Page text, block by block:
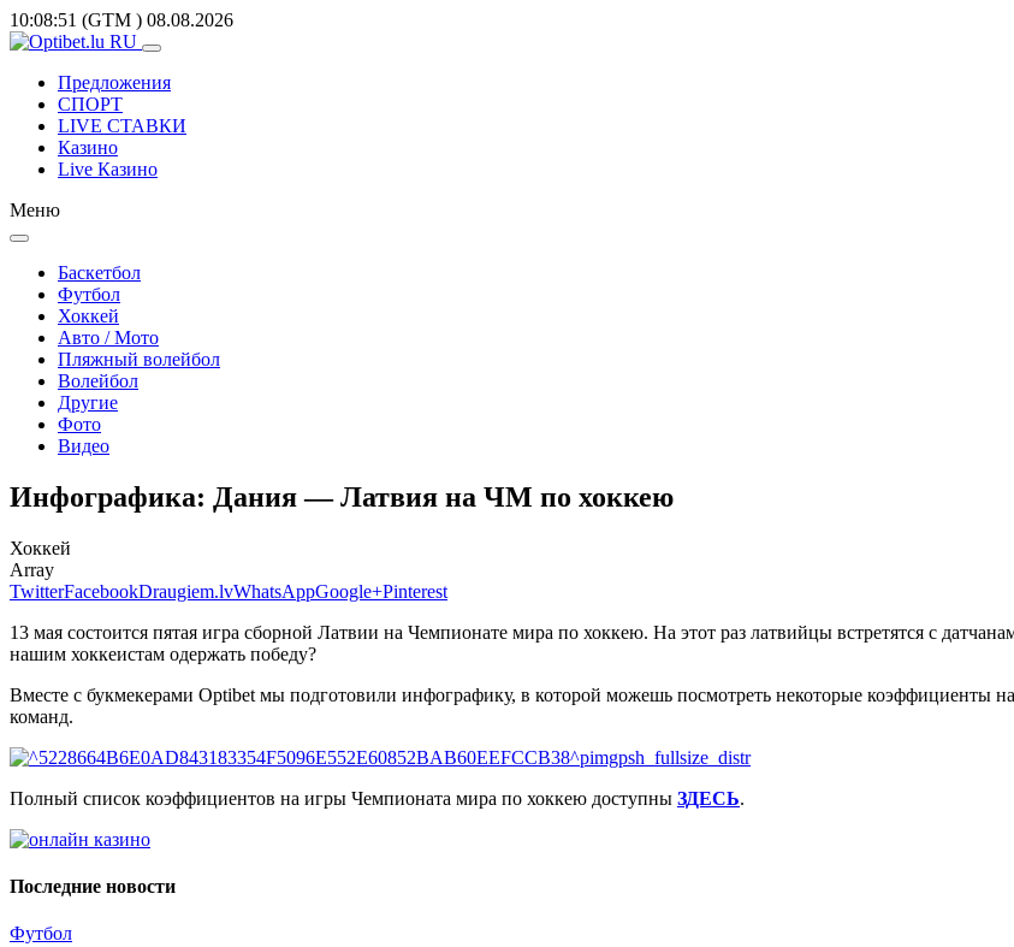
10:08:51 (GTM ) 08.08.2026
Предложения
СПОРТ
LIVE СТАВКИ
Казино
Live Казино
Меню
Баскетбол
Футбол
Хоккей
Авто / Мото
Пляжный волейбол
Волейбол
Другие
Фото
Видео
Инфографика: Дания — Латвия на ЧМ по хоккею
Хоккей
Array
TwitterFacebookDraugiem.lvWhatsAppGoogle+Pinterest
13 мая состоится пятая игра сборной Латвии на Чемпионате мира по хоккею. На этот раз латвийцы встретятся с
нашим хоккеистам одержать победу?
Вместе с букмекерами Optibet мы подготовили инфографику, в которой можешь посмотреть некоторые коэффициенты
команд.
Полный список коэффициентов на игры Чемпионата мира по хоккею доступны ЗДЕСЬ.
Последние новости
Футбол